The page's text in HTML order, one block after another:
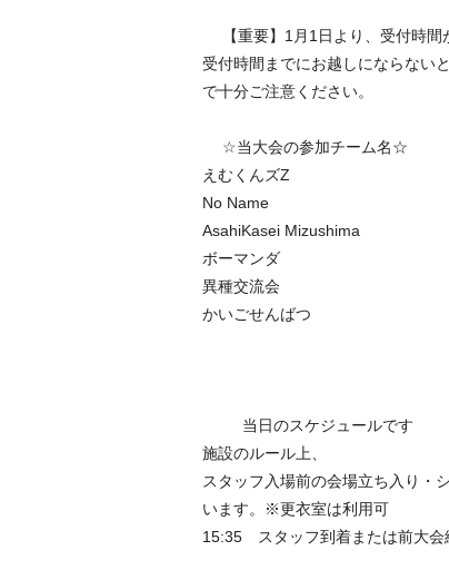
【重要】1月1日より、受付時間
受付時間までにお越しにならない
で十分ご注意ください。
☆当大会の参加チーム名☆
えむくんズZ
No Name
AsahiKasei Mizushima
ボーマンダ
異種交流会
かいごせんばつ
当日のスケジュールです
施設のルール上、
スタッフ入場前の会場立ち入り・
います。※更衣室は利用可
15:35 スタッフ到着または前大会